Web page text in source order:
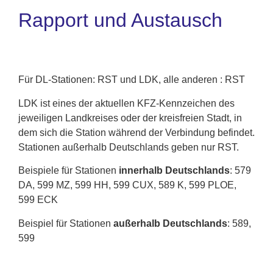
Rapport und Austausch
Für DL-Stationen: RST und LDK, alle anderen : RST
LDK ist eines der aktuellen KFZ-Kennzeichen des
jeweiligen Landkreises oder der kreisfreien Stadt, in
dem sich die Station während der Verbindung befindet.
Stationen außerhalb Deutschlands geben nur RST.
Beispiele für Stationen innerhalb Deutschlands: 579
DA, 599 MZ, 599 HH, 599 CUX, 589 K, 599 PLOE,
599 ECK
Beispiel für Stationen außerhalb Deutschlands: 589,
599